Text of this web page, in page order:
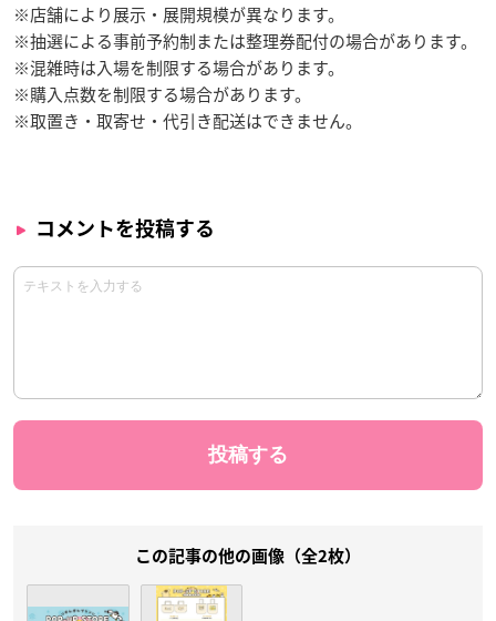
※店舗により展示・展開規模が異なります。
※抽選による事前予約制または整理券配付の場合があります。
※混雑時は入場を制限する場合があります。
※購入点数を制限する場合があります。
※取置き・取寄せ・代引き配送はできません。
コメントを投稿する
この記事の他の画像（全2枚）